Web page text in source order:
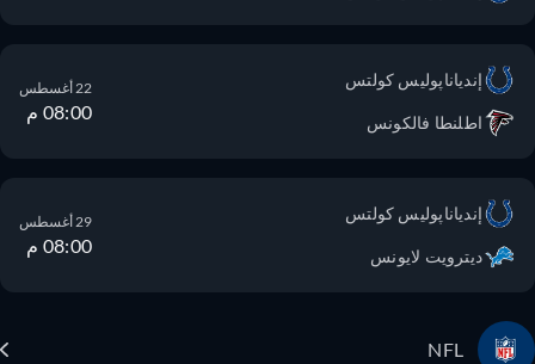
إندياناپوليس كولتس
اطلنطا فالكونس 08:00 م
إندياناپوليس كولتس
ديترويت لايونس 08:00 م
NFL